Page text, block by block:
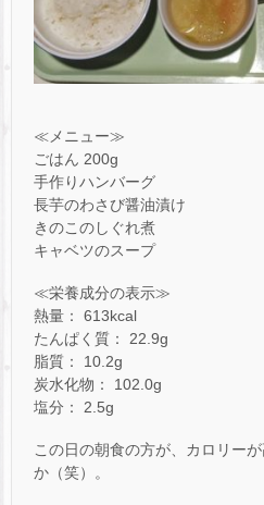
≪メニュー≫
ごはん 200g
手作りハンバーグ
長芋のわさび醤油漬け
きのこのしぐれ煮
キャベツのスープ
≪栄養成分の表示≫
熱量： 613kcal
たんぱく質： 22.9g
脂質： 10.2g
炭水化物： 102.0g
塩分： 2.5g
この日の朝食の方が、カロリー
か（笑）。